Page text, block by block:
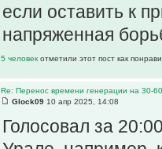
если оставить к
напряженная
5 человек отметили этот пост как
Re: Перенос времени генерации на 30-
Glock09 10 апр 2025, 14:08
Голосовал за